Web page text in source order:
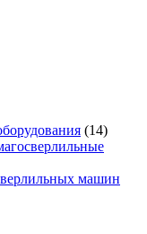
(14)
машин